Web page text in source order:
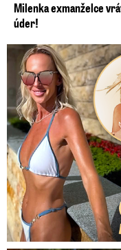
Milenka exmanželce
úder!
Belohorcová rok po